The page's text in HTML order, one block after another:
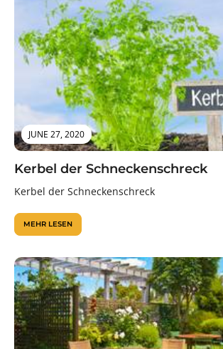
JUNE 27, 2020
Kerbel der Schneckenschreck
Kerbel der Schneckenschreck
MEHR LESEN